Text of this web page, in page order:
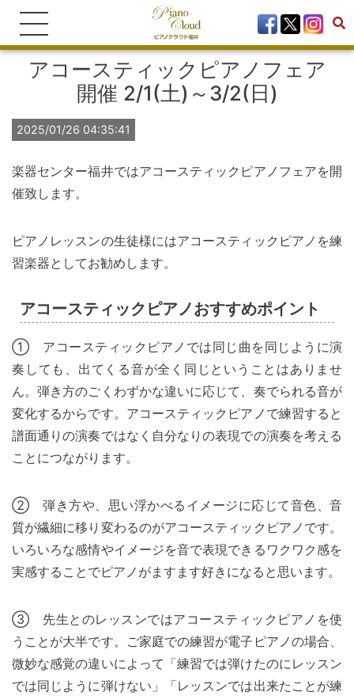
アコースティックピアノフェア
開催 2/1(土)～3/2(日)
2025/01/26 04:35:41
楽器センター福井ではアコースティックピアノフェアを開
催致します。
ピアノレッスンの生徒様にはアコースティックピアノを練
習楽器としてお勧めします。
アコースティックピアノおすすめポイント
① アコースティックピアノでは同じ曲を同じように演
奏しても、出てくる音が全く同じということはありませ
ん。弾き方のごくわずかな違いに応じて、奏でられる音が
変化するからです。アコースティックピアノで練習すると
譜面通りの演奏ではなく自分なりの表現での演奏を考える
ことにつながります。
② 弾き方や、思い浮かべるイメージに応じて音色、音
質が繊細に移り変わるのがアコースティックピアノです。
いろいろな感情やイメージを音で表現できるワクワク感を
実感することでピアノがますます好きになると思います。
③ 先生とのレッスンではアコースティックピアノを使
うことが大半です。ご家庭での練習が電子ピアノの場合、
微妙な感覚の違いによって「練習では弾けたのにレッスン
では同じように弾けない」「レッスンでは出来たことが練